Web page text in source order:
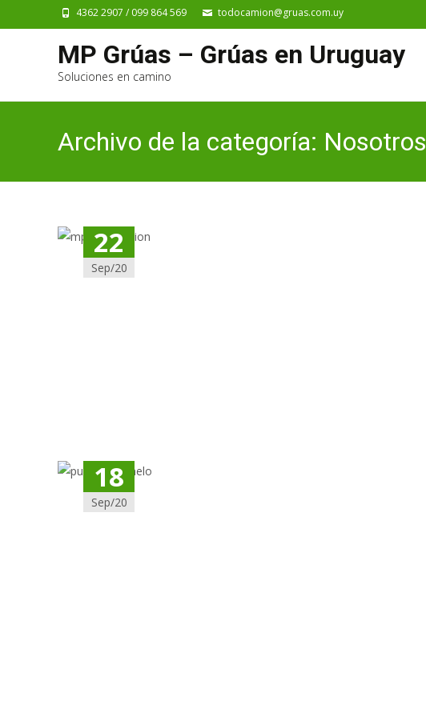
4362 2907 / 099 864 569 todocamion@gruas.com.uy
MP Grúas – Grúas en Uruguay
Soluciones en camino
Archivo de la categoría: Nosotros
22
Sep/20
18
Sep/20